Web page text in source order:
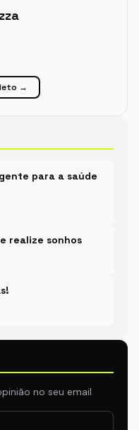
→
para a saúde
realize sonhos
no seu email